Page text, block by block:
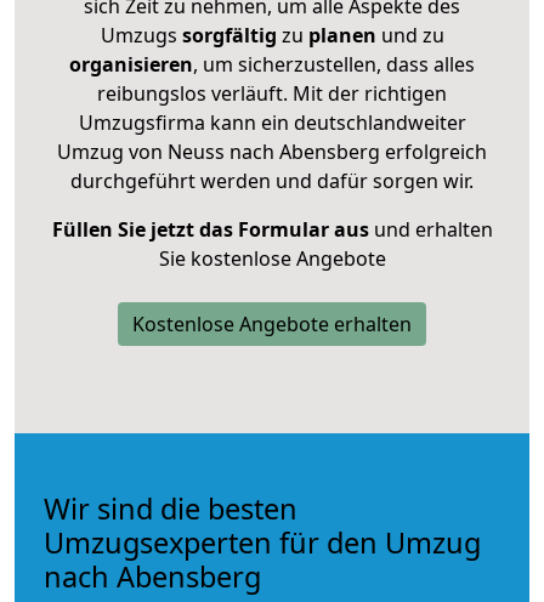
sich Zeit zu nehmen, um alle Aspekte des
Umzugs sorgfältig zu planen und zu
organisieren, um sicherzustellen, dass alles
reibungslos verläuft. Mit der richtigen
Umzugsfirma kann ein deutschlandweiter
Umzug von Neuss nach Abensberg erfolgreich
durchgeführt werden und dafür sorgen wir.
Füllen Sie jetzt das Formular ausund erhalten
Sie kostenlose Angebote
Kostenlose Angebote erhalten
Wir sind die besten
Umzugsexperten für den Umzug
nach Abensberg